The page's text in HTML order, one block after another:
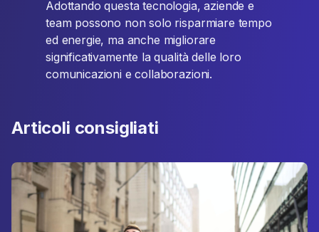
Adottando questa tecnologia, aziende e
team possono non solo risparmiare tempo
ed energie, ma anche migliorare
significativamente la qualità delle loro
comunicazioni e collaborazioni.
Articoli consigliati